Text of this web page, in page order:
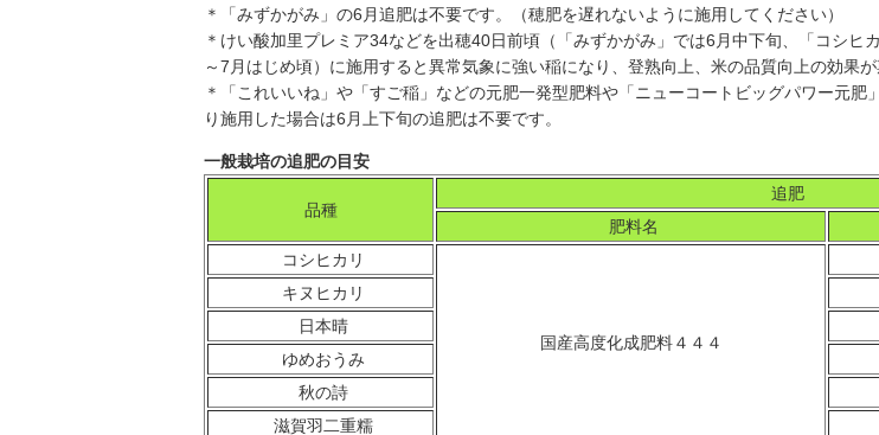
＊「みずかがみ」の6月追肥は不要です。（穂肥を遅れないように施用してください）
＊けい酸加里プレミア34などを出穂40日前頃（「みずかがみ」では6月中下旬、「コシヒ
～7月はじめ頃）に施用すると異常気象に強い稲になり、登熟向上、米の品質向上の効果が
＊「これいいね」や「すご稲」などの元肥一発型肥料や「ニューコートビッグパワー元肥
り施用した場合は6月上下旬の追肥は不要です。
一般栽培の追肥の目安
品種
追肥
肥料名
コシヒカリ
国産高度化成肥料４４４
キヌヒカリ
日本晴
ゆめおうみ
秋の詩
滋賀羽二重糯